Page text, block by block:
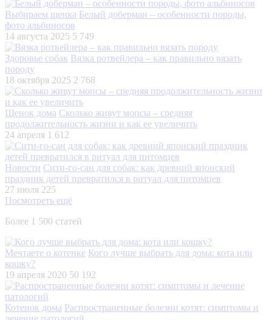
Выбираем щенка Белый доберман – особенности породы,
фото альбиносов
14 августа 2025 5 749
Здоровье собак Вязка ротвейлера – как правильно вязать
породу
18 октября 2025 2 768
Щенок дома Сколько живут мопсы – средняя
продолжительность жизни и как ее увеличить
24 апреля 1 612
Новости Сити-го-сан для собак: как древний японский
праздник детей превратился в ритуал для питомцев
27 июля 225
Посмотреть ещё
Более 1 500 статей
Мечтаете о котенке Кого лучше выбрать для дома: кота или
кошку?
19 апреля 2020 50 192
Котенок дома Распространенные болезни котят: симптомы и